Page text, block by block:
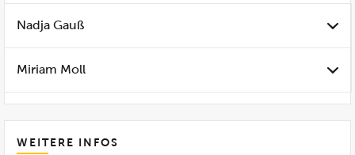
Nadja Gauß
Miriam Moll
WEITERE INFOS